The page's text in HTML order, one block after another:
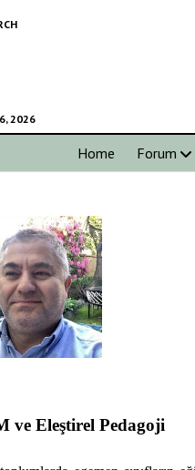
2026
Home Forum
ve Eleştirel Pedagoji